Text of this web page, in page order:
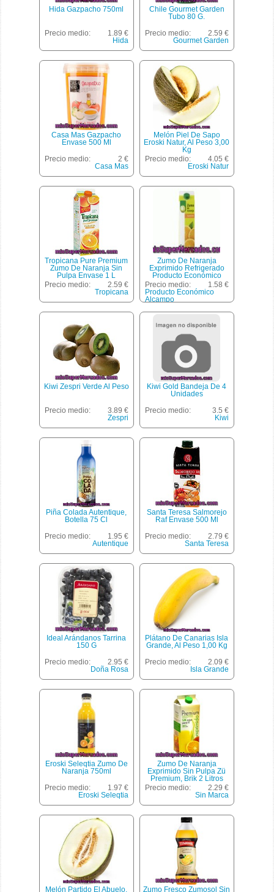
Hida Gazpacho 750ml
Precio medio:
1.89 €
Hida
Chile Gourmet Garden
Tubo 80 G.
Precio medio:
2.59 €
Gourmet Garden
Casa Mas Gazpacho
Envase 500 Ml
Precio medio:
2 €
Casa Mas
Melón Piel De Sapo
Eroski Natur, Al Peso 3,00
Kg
Precio medio:
4.05 €
Eroski Natur
Tropicana Pure Premium
Zumo De Naranja Sin
Pulpa Envase 1 L
Precio medio:
2.59 €
Tropicana
Zumo De Naranja
Exprimido Refrigerado
Producto Económico
Alcampo 1 Litro
Precio medio:
1.58 €
Producto Económico
Alcampo
Kiwi Zespri Verde Al Peso
Precio medio:
3.89 €
Zespri
Kiwi Gold Bandeja De 4
Unidades
Precio medio:
3.5 €
Kiwi
Piña Colada Autentique,
Botella 75 Cl
Precio medio:
1.95 €
Autentique
Santa Teresa Salmorejo
Raf Envase 500 Ml
Precio medio:
2.79 €
Santa Teresa
Ideal Arándanos Tarrina
150 G
Precio medio:
2.95 €
Doña Rosa
Plátano De Canarias Isla
Grande, Al Peso 1,00 Kg
Precio medio:
2.09 €
Isla Grande
Eroski Seleqtia Zumo De
Naranja 750ml
Precio medio:
1.97 €
Eroski Seleqtia
Zumo De Naranja
Exprimido Sin Pulpa Zü
Premium, Brik 2 Litros
Precio medio:
2.29 €
Sin Marca
Melón Partido El Abuelo, Zumo Fresco Zumosol Sin